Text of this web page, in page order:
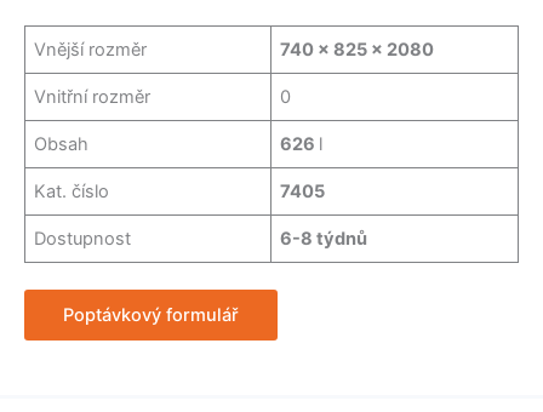
Vnější rozměr 740 x 825 x 2080
Vnitřní rozměr 0
Obsah 626 l
Kat. číslo 7405
Dostupnost 6-8 týdnů
Poptávkový formulář